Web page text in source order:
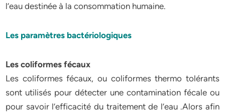
l’eau destinée à la consommation humaine.
Les paramètres bactériologiques
Les coliformes fécaux
Les coliformes fécaux, ou coliformes thermo tolérants
sont utilisés pour détecter une contamination fécale ou
pour savoir l’efficacité du traitement de l’eau .Alors afin